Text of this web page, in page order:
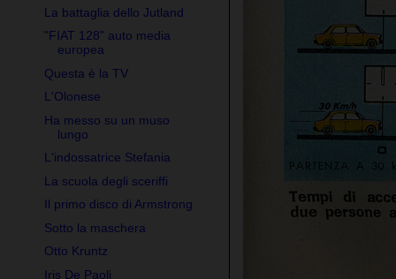
La battaglia dello Jutland
"FIAT 128" auto media
europea
Questa è la TV
L'Olonese
Ha messo su un muso
lungo
L'indossatrice Stefania
La scuola degli sceriffi
Il primo disco di Armstrong
Sotto la maschera
Otto Kruntz
Iris De Paoli